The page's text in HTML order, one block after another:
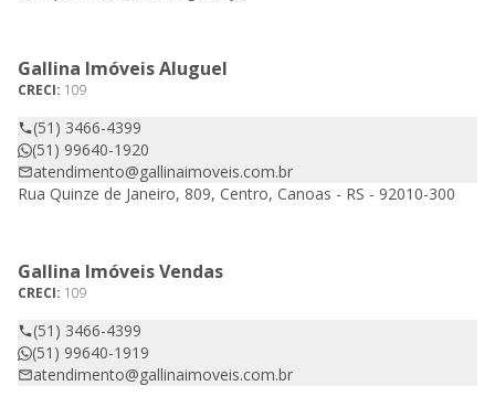
Gallina Imóveis Aluguel
CRECI: 109
(51) 3466-4399
(51) 99640-1920
atendimento@gallinaimoveis.com.br
Rua Quinze de Janeiro, 809, Centro, Canoas - RS - 92010-300
Gallina Imóveis Vendas
CRECI: 109
(51) 3466-4399
(51) 99640-1919
atendimento@gallinaimoveis.com.br